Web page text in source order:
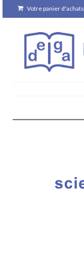
Votre panier d'achats